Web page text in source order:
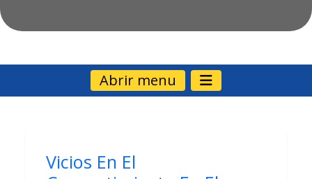
Abrir menu
Vicios En El